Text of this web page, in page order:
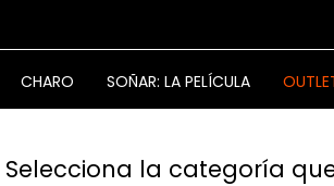
CHARO SOÑAR: LA PELÍCULA
Selecciona la categoría